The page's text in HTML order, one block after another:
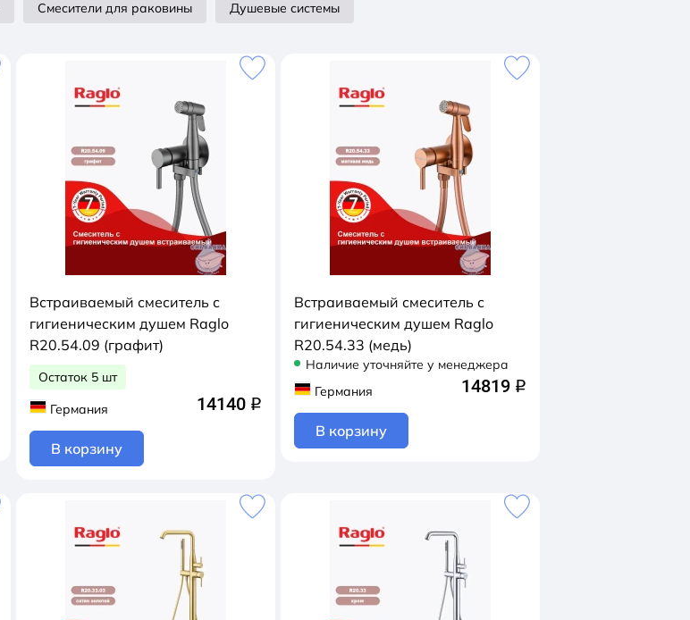
Смесители для раковины Душевые системы
Встраиваемый смеситель с
гигиеническим душем Raglo
R20.54.09 (графит)
Остаток 5 шт
Германия
14140 q
В корзину
Встраиваемый смеситель с
гигиеническим душем Raglo
R20.54.33 (медь)
Наличие уточняйте у менеджера
Германия
14819 q
В корзину